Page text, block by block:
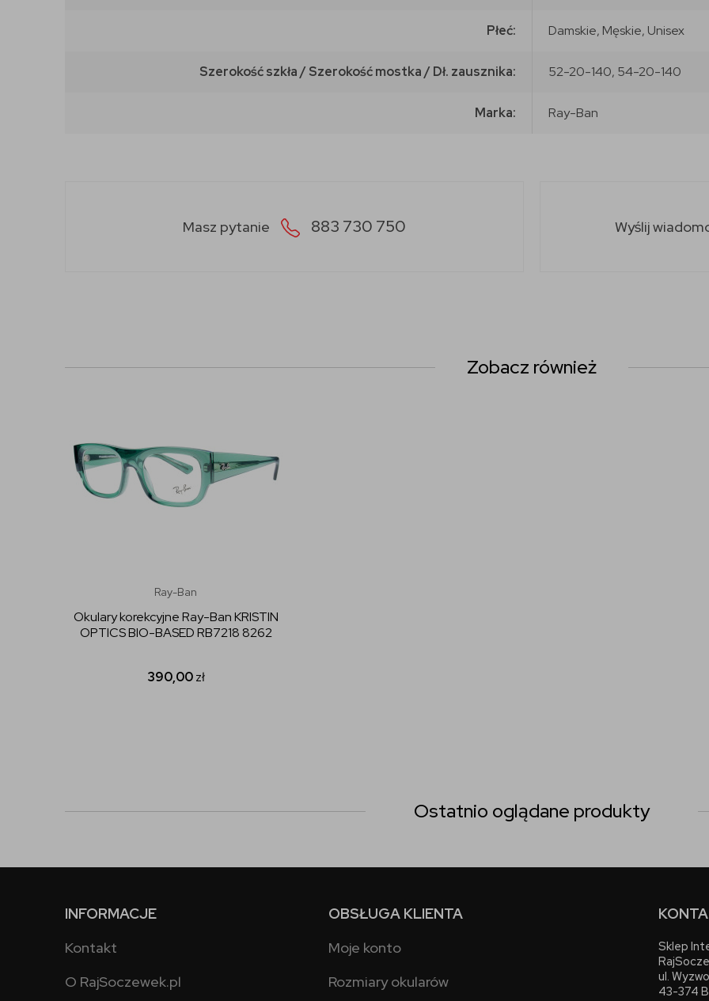
Płeć: Damskie, Męskie, Unisex
Szerokość szkła / Szerokość mostka / Dł. zausznika: 52-20-140, 54-20-140
Marka: Ray-Ban
Masz pytanie 883 730 750 Wyślij
Zobacz również
Ray-Ban
Okulary korekcyjne Ray-Ban KRISTIN
OPTICS BIO-BASED RB7218 8262
390,00zł
Ostatnio oglądane produkty
INFORMACJE
Kontakt
O RajSoczewek.pl
OBSŁUGA KLIENTA
Moje konto
Rozmiary okularów
Sklep
ul.
43-374